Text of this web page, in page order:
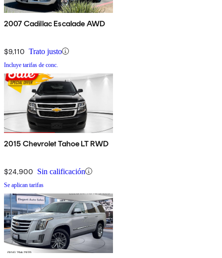
2007 Cadillac Escalade AWD
$9,110 Trato justo
Incluye tarifas de conc.
2015 Chevrolet Tahoe LT RWD
$24,900 Sin calificación
Se aplican tarifas